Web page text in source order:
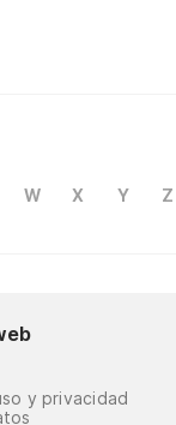
W X Y Z
y privacidad